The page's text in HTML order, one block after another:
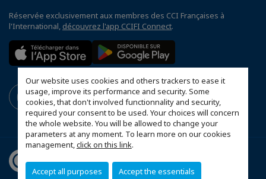
Our website uses cookies and others trackers to ease it
usage, improve its performance and security. Some
cookies, that don't involved functionnality and security,
required your consent to be used. Your choices will concern
the whole website. You will be allowed to change your
parameters at any moment. To learn more on our cookies
management,click on this link.
Accept all purposes Accept the essentials
Réservée exclusivement aux membres des CCI Françaises à
l'International, découvrez l'app CCIFI Connect.